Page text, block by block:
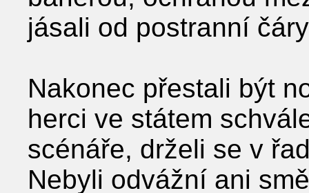
jásali od postranní
Nakonec přestali být
herci ve státem
scénáře, drželi se v
Nebyli odvážní ani